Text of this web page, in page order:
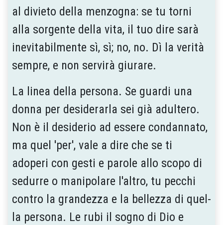
al divieto della menzogna: se tu torni
alla sorgente della vita, il tuo dire sarà
inevitabilmente sì, sì; no, no. Dì la verità
sempre, e non servirà giurare.
La linea della persona. Se guardi una
donna per desiderarla sei già a­dultero.
Non è il desiderio ad essere condannato,
ma quel 'per', vale a dire che se ti
adoperi con gesti e parole allo scopo di
sedurre o manipolare l'altro, tu pecchi
con­tro la grandezza e la bellezza di quel­
la persona. Le rubi il so­gno di Dio e